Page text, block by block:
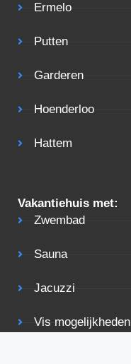
Ermelo
Putten
Garderen
Hoenderloo
Hattem
Vakantiehuis met:
Zwembad
Sauna
Jacuzzi
Vis mogelijkheden